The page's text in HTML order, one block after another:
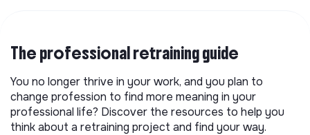
The professional retraining guide
You no longer thrive in your work, and you plan to
change profession to find more meaning in your
professional life? Discover the resources to help you
think about a retraining project and find your way.